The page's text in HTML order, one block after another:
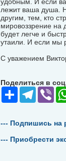
лежит ваша душа.
другим, тем, кто
мировоззрение на
будет легче и
утаили. И если мы
С уважением
Поделиться в
ShareTelegram
--- Подпишись на
--- Приобрести